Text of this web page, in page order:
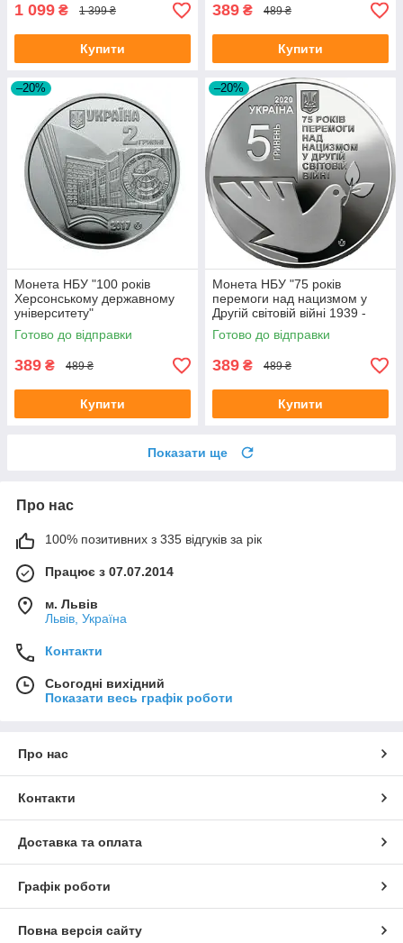
1 099 ₴ 1 399 ₴
Купити
389 ₴ 489 ₴
Купити
–20%
Монета НБУ "100 років
Херсонському державному
університету"
Готово до відправки
389 ₴ 489 ₴
Купити
–20%
Монета НБУ "75 років
перемоги над нацизмом у
Другій світовій війні 1939 -
1945 років"
Готово до відправки
389 ₴ 489 ₴
Купити
Показати ще
Про нас
100% позитивних з 335 відгуків за рік
Працює з 07.07.2014
м. Львів
Львів, Україна
Контакти
Сьогодні вихідний
Показати весь графік роботи
Про нас
Контакти
Доставка та оплата
Графік роботи
Повна версія сайту